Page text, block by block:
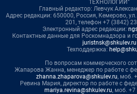
ТЕХНОЛОГИИ"
Главный редактор: Левчук
Адрес редакции: 650000, Россия, Кемерово,
201, телефон +7 (3842)
Электронный адрес редакции:
Контактные данные для Роскомнадзора и
juristnsk@shkulev.ru
Техподдержка:
По вопросам коммерческого
Жапарова Жанна, менеджер по работе с
zhanna.zhaparova@shkulev.ru, моб.
Ревина Мария, директор по работе с
mariya.revina@shkulev.ru, моб.